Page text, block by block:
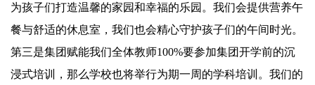
为孩子们打造温馨的家园和幸福的乐园。我们会提供营养午
餐与舒适的休息室，我们也会精心守护孩子们的午间时光。
第三是集团赋能我们全体教师100%要参加集团开学前的沉
浸式培训，那么学校也将举行为期一周的学科培训。我们的